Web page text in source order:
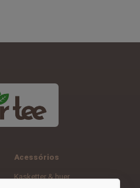
Acessórios
Kasketter & huer